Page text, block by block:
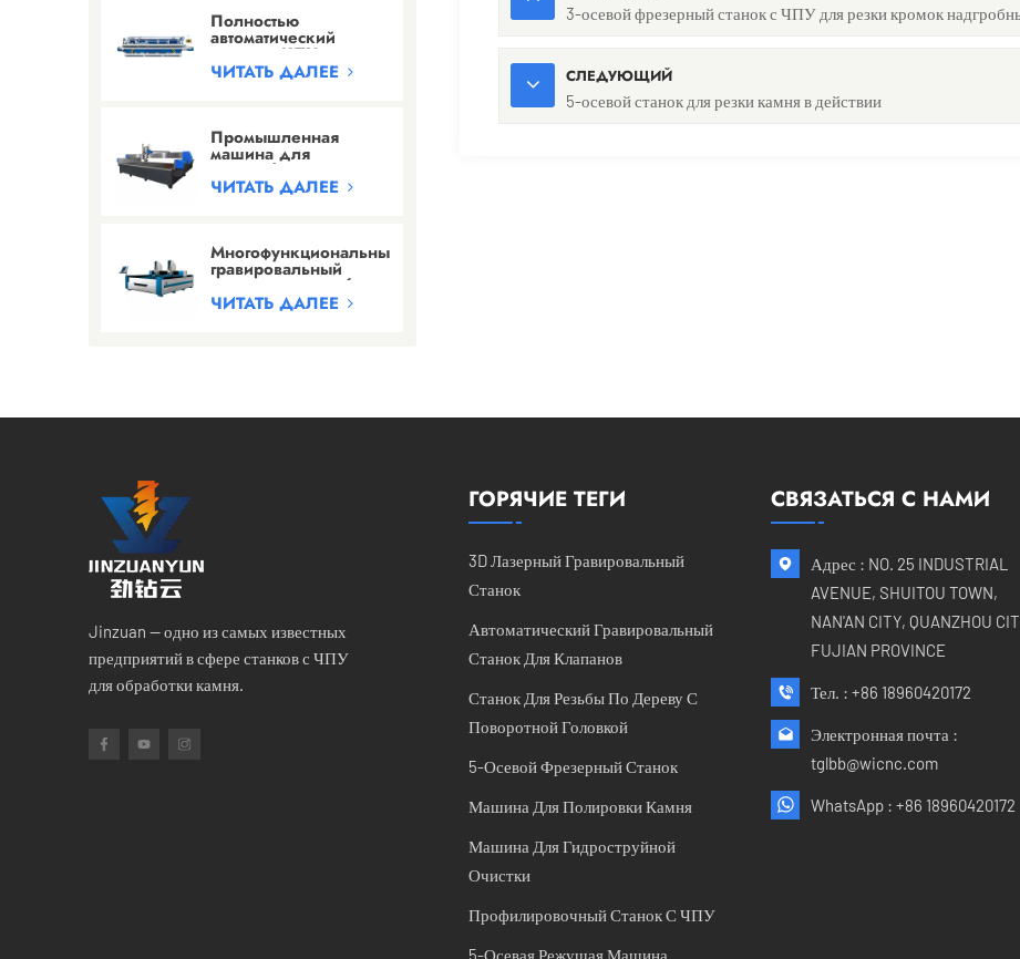
Полностью
автоматический
станок с ЧПУ для
шлифования кромок
камня с 24 головками
ЧИТАТЬ ДАЛЕЕ
Промышленная
машина для
гидроабразивной
резки высокого
ЧИТАТЬ ДАЛЕЕ
Многофункциональный
гравировальный
станок для резьбы по
камню и гравировки
надписей
ЧИТАТЬ ДАЛЕЕ
3-осевой фрезерный станок с ЧПУ для резки кромок
СЛЕДУЮЩИЙ
5-осевой станок для резки камня в действии
Jinzuan — одно из самых известных
предприятий в сфере станков с ЧПУ
для обработки камня.
ГОРЯЧИЕ ТЕГИ
3D Лазерный Гравировальный
Станок
Автоматический Гравировальный
Станок Для Клапанов
Станок Для Резьбы По Дереву С
Поворотной Головкой
5-Осевой Фрезерный Станок
Машина Для Полировки Камня
Машина Для Гидроструйной
Очистки
Профилировочный Станок С ЧПУ
5-Осевая Режущая Машина
СВЯЗАТЬСЯ С НАМИ
Адрес : NO. 25 INDUSTRIAL
AVENUE, SHUITOU TOWN,
NAN'AN CITY, QUANZHOU
FUJIAN PROVINCE
Тел. : +86 18960420172
Электронная почта :
tglbb@wicnc.com
WhatsApp : +86 18960420172